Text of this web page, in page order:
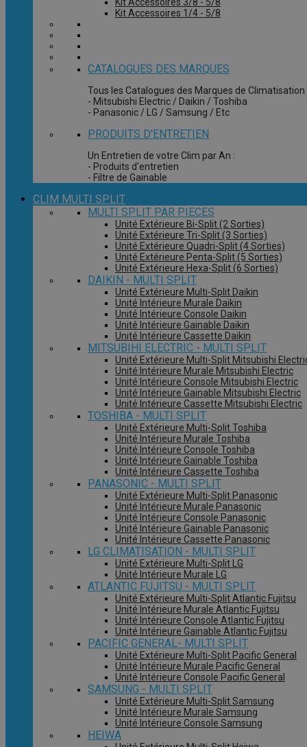
Kit Accessoires 1/4 - 5/8
CATALOGUES DES MARQUES
Tous les Catalogues des Marques de Climatisation
- Mitsubishi Electric / Daikin / Toshiba
- Panasonic / LG / Samsung / Etc
PRODUITS D'ENTRETIEN
Un Entretien de votre Clim par An :
- Produits d'entretien
- Filtre de Gainable
CLIM MULTI SPLIT
MULTI SPLIT PAR PIECES
Unité Extérieure Bi-Split (2 Sorties)
Unité Extérieure Tri-Split (3 Sorties)
Unité Extérieure Quadri-Split (4 Sorties)
Unité Extérieure Penta-Split (5 Sorties)
Unité Extérieure Hexa-Split (6 Sorties)
DAIKIN - MULTI SPLIT
Unité Extérieure Multi-Split Daikin
Unité Intérieure Murale Daikin
Unité Intérieure Console Daikin
Unité Intérieure Gainable Daikin
Unité Intérieure Cassette Daikin
MITSUBIHI ELECTRIC - MULTI SPLIT
Unité Extérieure Multi-Split Mitsubishi
Unité Intérieure Murale Mitsubishi Electric
Unité Intérieure Console Mitsubishi Electric
Unité Intérieure Gainable Mitsubishi Electric
Unité Intérieure Cassette Mitsubishi Electric
TOSHIBA - MULTI SPLIT
Unité Extérieure Multi-Split Toshiba
Unité Intérieure Murale Toshiba
Unité Intérieure Console Toshiba
Unité Intérieure Gainable Toshiba
Unité Intérieure Cassette Toshiba
PANASONIC - MULTI SPLIT
Unité Extérieure Multi-Split Panasonic
Unité Intérieure Murale Panasonic
Unité Intérieure Console Panasonic
Unité Intérieure Gainable Panasonic
Unité Intérieure Cassette Panasonic
LG CLIMATISATION - MULTI SPLIT
Unité Extérieure Multi-Split LG
Unité Intérieure Murale LG
ATLANTIC FUJITSU - MULTI SPLIT
Unité Extérieure Multi-Split Atlantic Fujitsu
Unité Intérieure Murale Atlantic Fujitsu
Unité Intérieure Console Atlantic Fujitsu
Unité Intérieure Gainable Atlantic Fujitsu
PACIFIC GENERAL- MULTI SPLIT
Unité Extérieure Multi-Split Pacific General
Unité Intérieure Murale Pacific General
Unité Intérieure Console Pacific General
SAMSUNG - MULTI SPLIT
Unité Extérieure Multi-Split Samsung
Unité Intérieure Murale Samsung
Unité Intérieure Console Samsung
HEIWA